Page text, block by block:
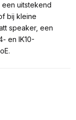
een uitstekend
bij kleine
speaker, een
en IK10-